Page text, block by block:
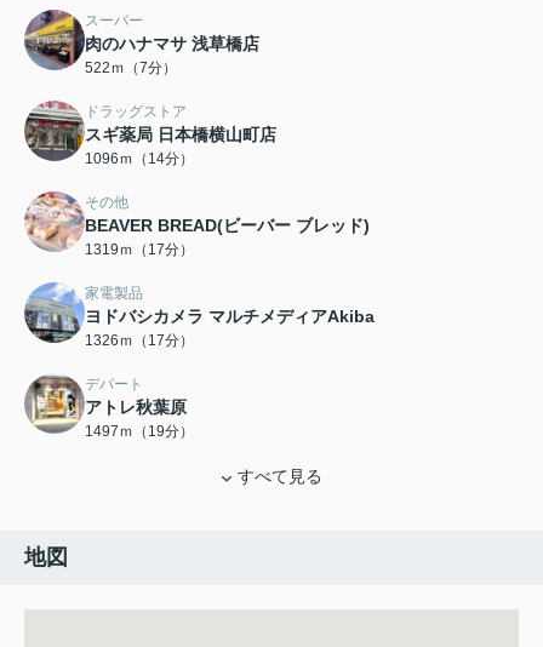
スーパー
肉のハナマサ 浅草橋店
522ｍ（7分）
ドラッグストア
スギ薬局 日本橋横山町店
1096ｍ（14分）
その他
BEAVER BREAD(ビーバー ブレッド)
1319ｍ（17分）
家電製品
ヨドバシカメラ マルチメディアAkiba
1326ｍ（17分）
デパート
アトレ秋葉原
1497ｍ（19分）
すべて見る
地図